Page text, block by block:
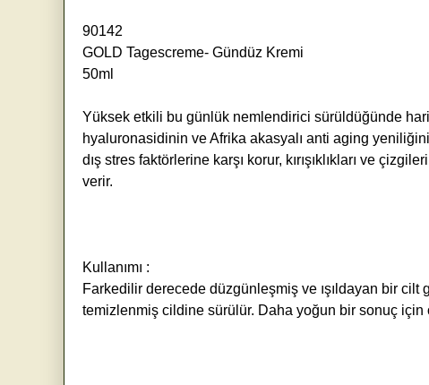
90142
GOLD Tagescreme- Gündüz Kremi
50ml
Yüksek etkili bu günlük nemlendirici sürüldüğünde
hyaluronasidinin ve Afrika akasyalı anti aging
dış stres faktörlerine karşı korur, kırışıklıkları ve
verir.
Kullanımı :
Farkedilir derecede düzgünleşmiş ve ışıldayan bir
temizlenmiş cildine sürülür. Daha yoğun bir sonuç